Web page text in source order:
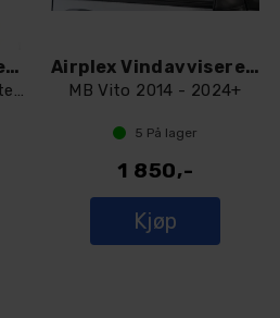
Fenice Steeringwheel Renovation Kit
Frisk opp fargen på rattet - Dark Grey
Airplex Vindavvisere fordører
MB Vito 2014 - 2024+
5 På lager
1 850,-
Kjøp